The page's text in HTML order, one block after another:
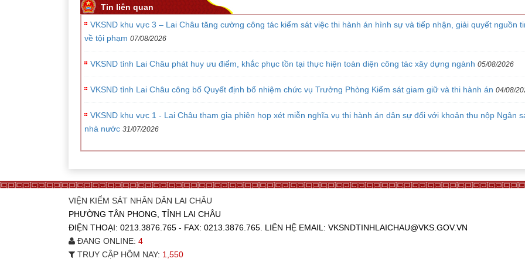
Tin liên quan
VKSND khu vực 3 – Lai Châu tăng cường công tác kiểm sát việc thi hành án hình sự và tiếp nhận, giải quyết nguồn
về tội phạm 07/08/2026
VKSND tỉnh Lai Châu phát huy ưu điểm, khắc phục tồn tại thực hiện toàn diện công tác xây dựng ngành 05/08/2026
VKSND tỉnh Lai Châu công bố Quyết định bổ nhiệm chức vụ Trưởng Phòng Kiểm sát giam giữ và thi hành án 04/08/
VKSND khu vực 1 - Lai Châu tham gia phiên họp xét miễn nghĩa vụ thi hành án dân sự đối với khoản thu nộp Ngân
nhà nước 31/07/2026
VIỆN KIỂM SÁT NHÂN DÂN LAI CHÂU
PHƯỜNG TÂN PHONG, TỈNH LAI CHÂU
ĐIỆN THOẠI: 0213.3876.765 - FAX: 0213.3876.765. LIÊN HỆ EMAIL: VKSNDTINHLAICHAU@VKS.GOV.VN
ĐANG ONLINE: 4
TRUY CẬP HÔM NAY: 1,550